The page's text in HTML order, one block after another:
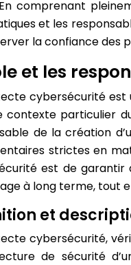
En comprenant
et les
la confiance des
et les
cybersécurité
contexte particulier
de la création
strictes en
est de garantir
à long terme, tout
et
cybersécurité,
de sécurité